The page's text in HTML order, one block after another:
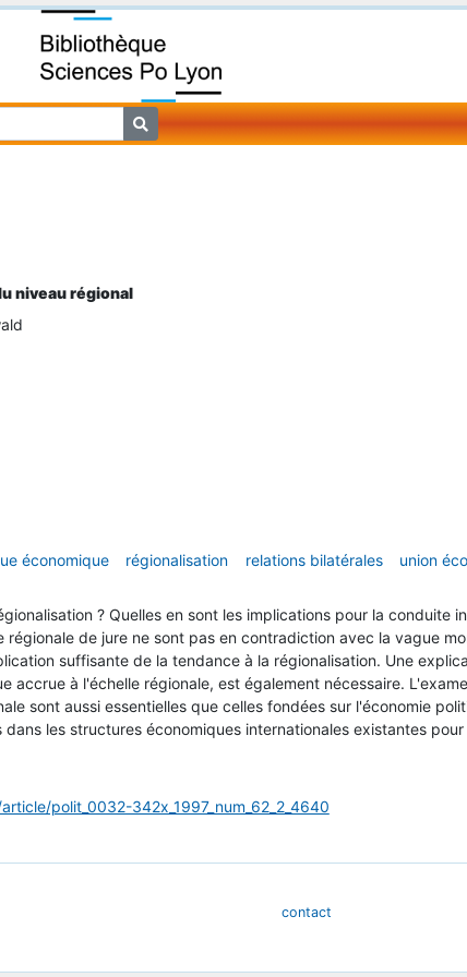
niveau régional
économique régionalisation relations bilatérales union
? Quelles en sont les implications pour la conduite
de jure ne sont pas en contradiction avec la vague
suffisante de la tendance à la régionalisation. Une
accrue à l'échelle régionale, est également nécessaire.
sont aussi essentielles que celles fondées sur l'économie
les structures économiques internationales existantes
polit_0032-342x_1997_num_62_2_4640
contact